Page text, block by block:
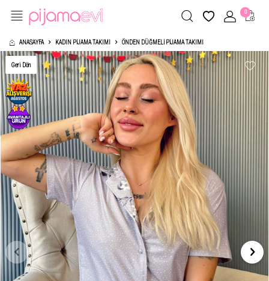
0
ANASAYFA KADIN PIJAMA TAKIMI ÖNDEN DÜĞMELI PIJAMA TAKIMI
Geri Dön